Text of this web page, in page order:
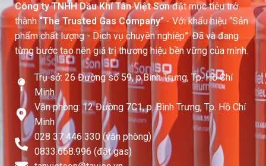
Công ty TNHH Dầu Khí Tân Việt Sơnđặt mục tiêu trở
thành “The Trusted Gas Company”- Với khẩu hiệu “Sản
phẩm chất lượng - Dịch vụ chuyên nghiệp”. Đã và đang
từng bước tạo nên giá trị thương hiệu bền vững của mình.
Trụ sở: 26 Đường số 59, p.Bình Trưng, Tp. Hồ Chí
Minh
Văn phòng: 12 Đường 7C1, p. Bình Trưng, Tp. Hồ Chí
Minh
028 37 446 330 (văn phòng)
0833.668.996 (đặt gas)